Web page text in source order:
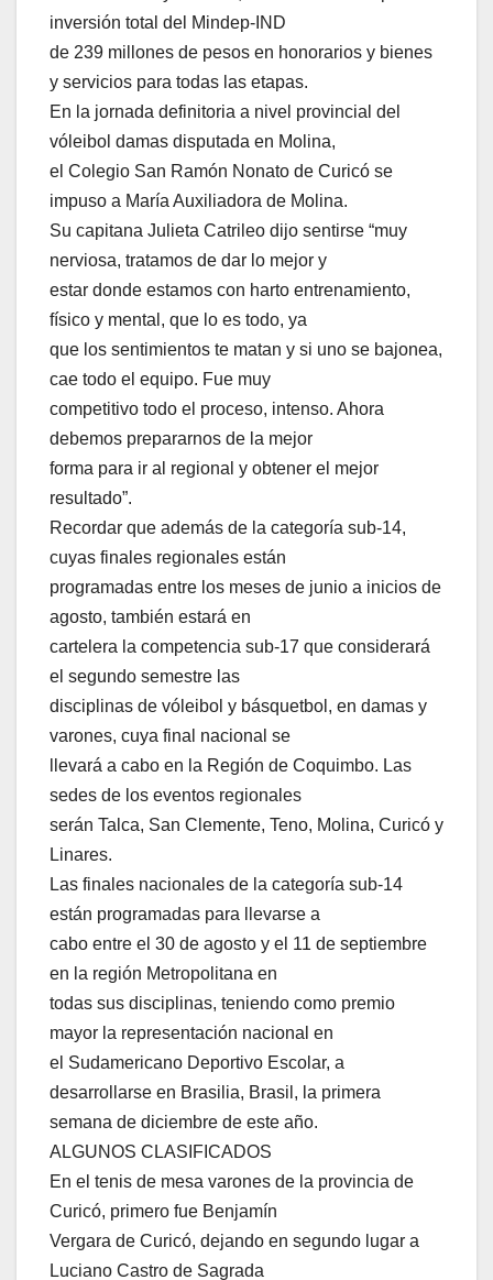
inversión total del Mindep-IND
de 239 millones de pesos en honorarios y bienes
y servicios para todas las etapas.
En la jornada definitoria a nivel provincial del
vóleibol damas disputada en Molina,
el Colegio San Ramón Nonato de Curicó se
impuso a María Auxiliadora de Molina.
Su capitana Julieta Catrileo dijo sentirse “muy
nerviosa, tratamos de dar lo mejor y
estar donde estamos con harto entrenamiento,
físico y mental, que lo es todo, ya
que los sentimientos te matan y si uno se bajonea,
cae todo el equipo. Fue muy
competitivo todo el proceso, intenso. Ahora
debemos prepararnos de la mejor
forma para ir al regional y obtener el mejor
resultado”.
Recordar que además de la categoría sub-14,
cuyas finales regionales están
programadas entre los meses de junio a inicios de
agosto, también estará en
cartelera la competencia sub-17 que considerará
el segundo semestre las
disciplinas de vóleibol y básquetbol, en damas y
varones, cuya final nacional se
llevará a cabo en la Región de Coquimbo. Las
sedes de los eventos regionales
serán Talca, San Clemente, Teno, Molina, Curicó y
Linares.
Las finales nacionales de la categoría sub-14
están programadas para llevarse a
cabo entre el 30 de agosto y el 11 de septiembre
en la región Metropolitana en
todas sus disciplinas, teniendo como premio
mayor la representación nacional en
el Sudamericano Deportivo Escolar, a
desarrollarse en Brasilia, Brasil, la primera
semana de diciembre de este año.
ALGUNOS CLASIFICADOS
En el tenis de mesa varones de la provincia de
Curicó, primero fue Benjamín
Vergara de Curicó, dejando en segundo lugar a
Luciano Castro de Sagrada